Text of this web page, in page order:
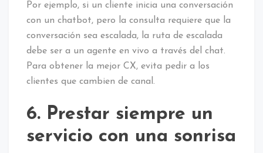
Por ejemplo, si un cliente inicia una conversación
con un chatbot, pero la consulta requiere que la
conversación sea escalada, la ruta de escalada
debe ser a un agente en vivo a través del chat.
Para obtener la mejor CX, evita pedir a los
clientes que cambien de canal.
6. Prestar siempre un
servicio con una sonrisa